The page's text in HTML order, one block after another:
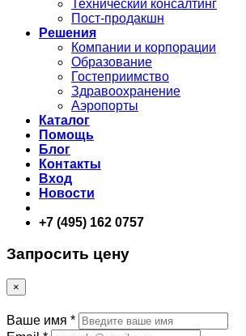
Технический консалтинг
Пост-продакшн
Решения
Компании и корпорации
Образование
Гостеприимство
Здравоохранение
Аэропорты
Каталог
Помощь
Блог
Контакты
Вход
Новости
+7 (495) 162 0757
Запросить цену
×
Ваше имя *